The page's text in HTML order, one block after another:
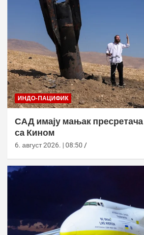
ИНДО-ПАЦИФИК
САД имају мањак пресретача
са Кином
6. август 2026. | 08:50